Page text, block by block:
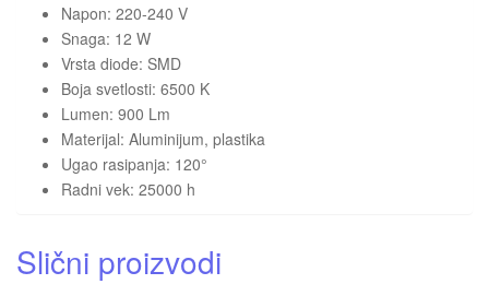
Napon: 220-240 V
Snaga: 12 W
Vrsta diode: SMD
Boja svetlosti: 6500 K
Lumen: 900 Lm
Materijal: Aluminijum, plastika
Ugao rasipanja: 120°
Radni vek: 25000 h
Slični proizvodi